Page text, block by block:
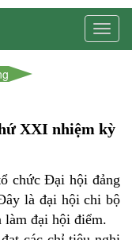
XXI nhiệm kỳ
chức Đại hội đảng
là đại hội chi bộ
làm đại hội điểm.